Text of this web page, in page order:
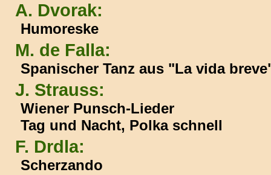
A. Dvorak:
Humoreske
M. de Falla:
Spanischer Tanz aus "La vida
J. Strauss:
Wiener Punsch-Lieder
Tag und Nacht, Polka schnell
F. Drdla:
Scherzando